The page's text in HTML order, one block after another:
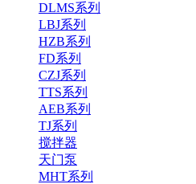
DLMS系列
LBJ系列
HZB系列
FD系列
CZJ系列
TTS系列
AEB系列
TJ系列
搅拌器
天门泵
MHT系列